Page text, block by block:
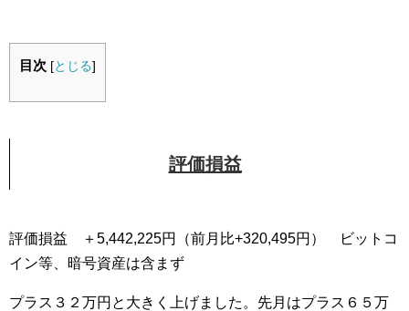
目次 [とじる]
評価損益
評価損益 ＋5,442,225円（前月比+320,495円） ビットコ
イン等、暗号資産は含まず
プラス３２万円と大きく上げました。先月はプラス６５万